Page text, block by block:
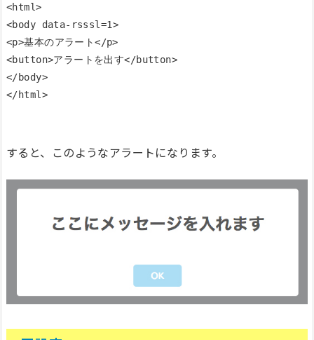
<html>
<body data-rsssl=1>
<p>基本のアラート</p>
<button>アラートを出す</button>
</body>
</html>
すると、このようなアラートになります。